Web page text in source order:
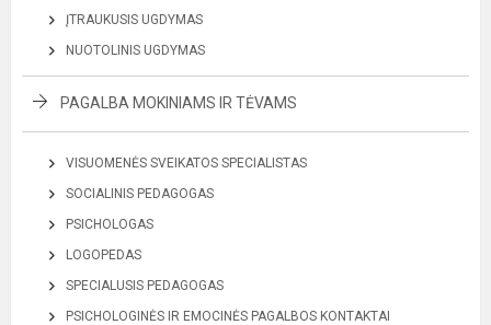
ĮTRAUKUSIS UGDYMAS
NUOTOLINIS UGDYMAS
PAGALBA MOKINIAMS IR TĖVAMS
VISUOMENĖS SVEIKATOS SPECIALISTAS
SOCIALINIS PEDAGOGAS
PSICHOLOGAS
LOGOPEDAS
SPECIALUSIS PEDAGOGAS
PSICHOLOGINĖS IR EMOCINĖS PAGALBOS KONTAKTAI